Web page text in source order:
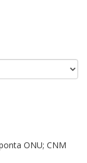
ONU; CNM